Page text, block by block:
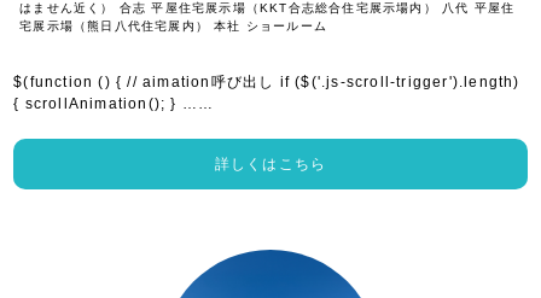
はません近く） 合志 平屋住宅展示場（KKT合志総合住宅展示場内） 八代 平屋住
宅展示場（熊日八代住宅展内） 本社 ショールーム
$(function () { // aimation呼び出し if ($('.js-scroll-trigger').length)
{ scrollAnimation(); } ……
詳しくはこちら